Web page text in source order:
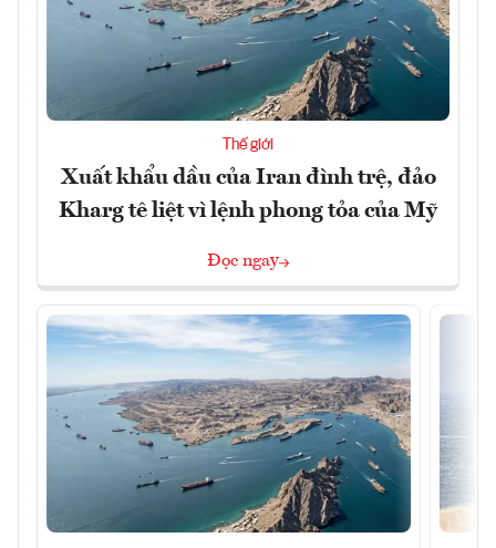
Thế giới
Xuất khẩu dầu của Iran đình trệ, đảo
Kharg tê liệt vì lệnh phong tỏa của Mỹ
Đọc ngay